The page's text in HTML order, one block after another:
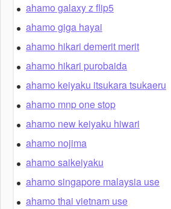
ahamo galaxy z flip5
ahamo giga hayai
ahamo hikari demerit merit
ahamo hikari purobaida
ahamo keiyaku itsukara tsukaeru
ahamo mnp one stop
ahamo new keiyaku hiwari
ahamo nojima
ahamo saikeiyaku
ahamo singapore malaysia use
ahamo thai vietnam use